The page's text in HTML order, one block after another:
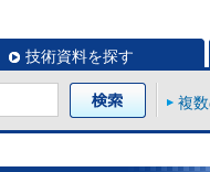
技術資料を探す
複